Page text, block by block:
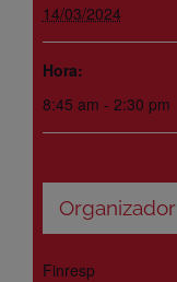
14/03/2024
Hora:
8:45 am - 2:30 pm
Organizador
Finresp